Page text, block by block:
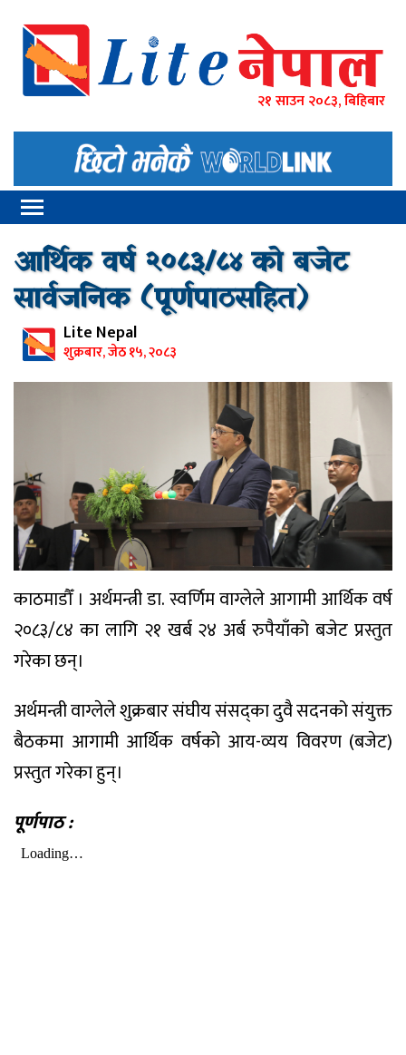
२१ साउन २०८३, बिहिबार
आर्थिक वर्ष २०८३/८४ को बजेट
सार्वजनिक (पूर्णपाठसहित)
Lite Nepal
शुक्रबार, जेठ १५, २०८३
काठमाडौँ । अर्थमन्त्री डा. स्वर्णिम वाग्लेले आगामी आर्थिक वर्ष
२०८३/८४ का लागि २१ खर्ब २४ अर्ब रुपैयाँको बजेट प्रस्तुत
गरेका छन्।
अर्थमन्त्री वाग्लेले शुक्रबार संघीय संसद्का दुवै सदनको संयुक्त
बैठकमा आगामी आर्थिक वर्षको आय-व्यय विवरण (बजेट)
प्रस्तुत गरेका हुन्।
पूर्णपाठ :